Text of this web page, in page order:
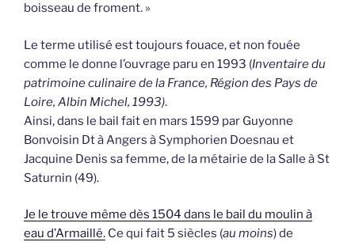
boisseau de froment. »
Le terme utilisé est toujours fouace, et non fouée
comme le donne l’ouvrage paru en 1993 (Inventaire du
patrimoine culinaire de la France, Région des Pays de
Loire, Albin Michel, 1993).
Ainsi, dans le bail fait en mars 1599 par Guyonne
Bonvoisin Dt à Angers à Symphorien Doesnau et
Jacquine Denis sa femme, de la métairie de la Salle à St
Saturnin (49).
Je le trouve même dès 1504 dans le bail du moulin à
eau d’Armaillé. Ce qui fait 5 siècles (au moins) de